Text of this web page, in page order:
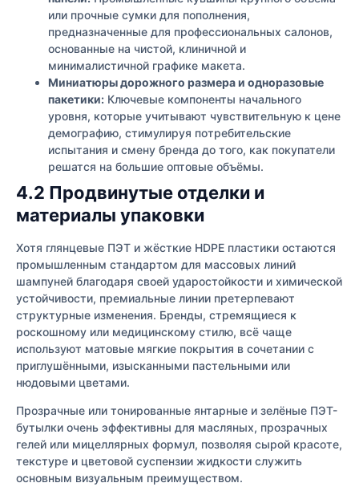
или прочные сумки для пополнения,
предназначенные для профессиональных салонов,
основанные на чистой, клиничной и
минималистичной графике макета.
Миниатюры дорожного размера и одноразовые
пакетики: Ключевые компоненты начального
уровня, которые учитывают чувствительную к цене
демографию, стимулируя потребительские
испытания и смену бренда до того, как покупатели
решатся на большие оптовые объёмы.
4.2 Продвинутые отделки и
материалы упаковки
Хотя глянцевые ПЭТ и жёсткие HDPE пластики остаются
промышленным стандартом для массовых линий
шампуней благодаря своей ударостойкости и химической
устойчивости, премиальные линии претерпевают
структурные изменения. Бренды, стремящиеся к
роскошному или медицинскому стилю, всё чаще
используют матовые мягкие покрытия в сочетании с
приглушёнными, изысканными пастельными или
нюдовыми цветами.
Прозрачные или тонированные янтарные и зелёные ПЭТ-
бутылки очень эффективны для масляных, прозрачных
гелей или мицеллярных формул, позволяя сырой красоте,
текстуре и цветовой суспензии жидкости служить
основным визуальным преимуществом.